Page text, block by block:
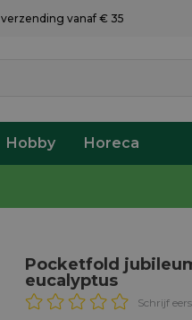
verzending vanaf € 35
Hobby Horeca
Pocketfold
eucalyptus
Schrijf